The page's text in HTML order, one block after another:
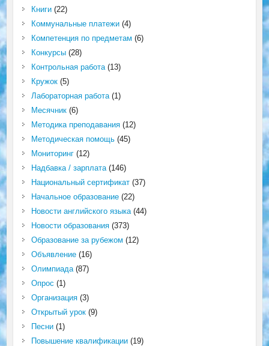
Книги(22)
Коммунальные платежи(4)
Компетенция по предметам (6)
Конкурсы(28)
Контрольная работа(13)
Кружок(5)
Лабораторная работа(1)
Месячник(6)
Методика преподавания(12)
Методическая помощь(45)
Мониторинг(12)
Надбавка / зарплата(146)
Национальный сертификат(37)
Начальное образование(22)
Новости английского языка(44)
Новости образования(373)
Образование за рубежом (12)
Объявление(16)
Олимпиада(87)
Опрос (1)
Организация(3)
Открытый урок(9)
Песни(1)
Повышение квалификации(19)